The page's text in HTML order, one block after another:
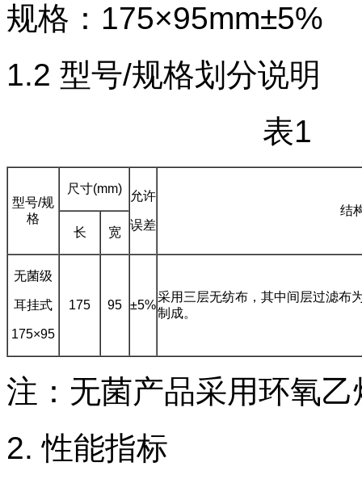
规格： 175×95mm±5%
1.2 型号/规格划分说明
表
型号/规
格
尺寸(mm)
允许
误差
结
长
宽
无菌级
耳挂式
175×95
175 95 ±5%
采用三层无纺布，其中间层过滤布
制成。
注：无菌产品采用环氧
2. 性能指标